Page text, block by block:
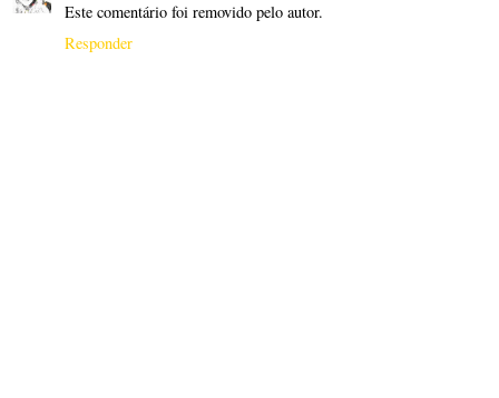
Este comentário foi removido pelo autor.
Responder